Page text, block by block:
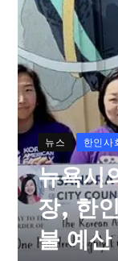
뉴스 한인사
뉴욕시
장, 한
불 예산